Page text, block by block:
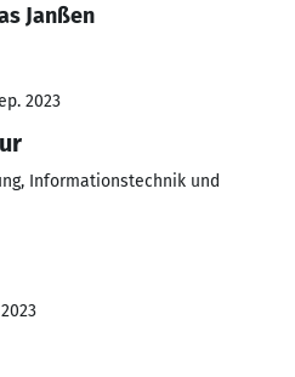
Janßen
2023
Informationstechnik und